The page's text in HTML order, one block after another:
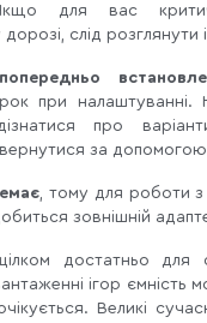
для вас
дорозі, слід розглянути
попередньо
при налаштуванні.
про
за
, тому для роботи з
зовнішній
достатньо для
ігор ємність
Великі